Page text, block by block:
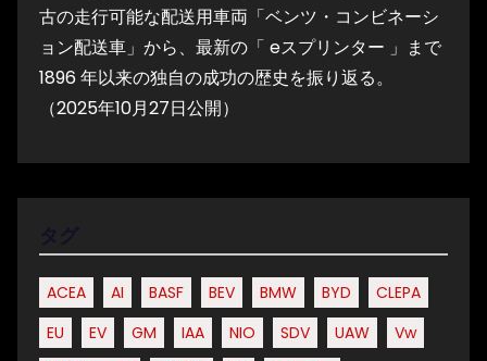
古の走行可能な配送用車両「ベンツ・コンビネーシ
ョン配送車」から、最新の「 eスプリンター 」まで
1896 年以来の独自の成功の歴史を振り返る。
（2025年10月27日公開）
ACEA AI BASF BEV BMW BYD
CLEPA
EU
EV GM IAA NIO SDV UAW
Vw